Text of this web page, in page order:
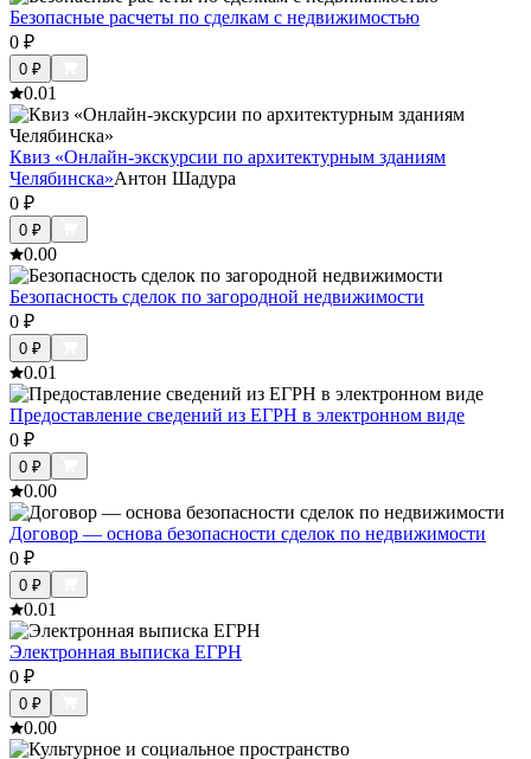
Безопасные расчеты по сделкам с недвижимостью
0 ₽
0 ₽
0.01
Квиз «Онлайн-экскурсии по архитектурным зданиям
Челябинска»Антон Шадура
0 ₽
0 ₽
0.00
Безопасность сделок по загородной недвижимости
0 ₽
0 ₽
0.01
Предоставление сведений из ЕГРН в электронном виде
0 ₽
0 ₽
0.00
Договор — основа безопасности сделок по недвижимости
0 ₽
0 ₽
0.01
Электронная выписка ЕГРН
0 ₽
0 ₽
0.00